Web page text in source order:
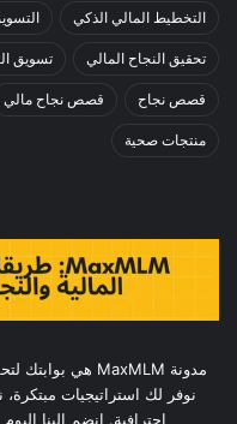
التخطيط المالي الذكي
تحقيق النجاح المالي تسويق
قصص نجاح قصص نجاح مالي
منتجات صحية
مدونة MaxMLM هي بوابتك لتحقيق النجاح في عالم التسويق الشبكي!
نوفر لك استراتيجيات
احترافية. انضم إلينا